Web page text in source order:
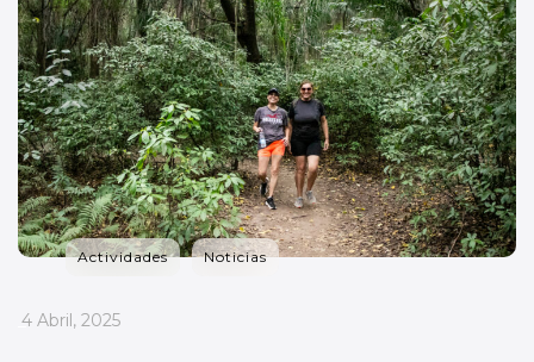
Actividades Noticias
_
4 Abril, 2025